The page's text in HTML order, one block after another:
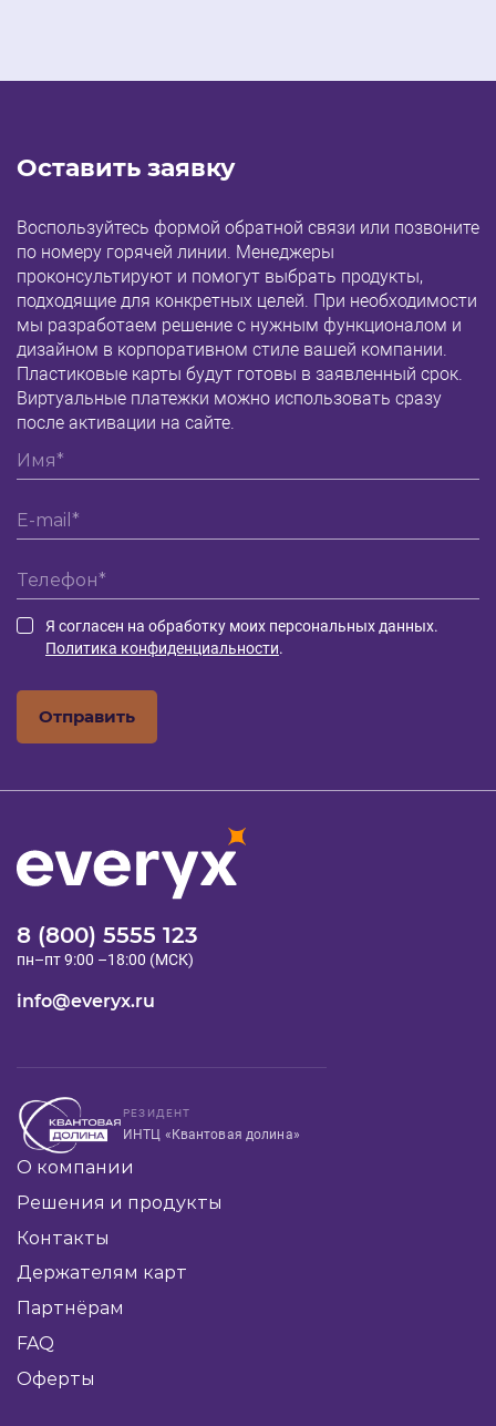
Оставить заявку
Воспользуйтесь формой обратной связи или позвоните
по номеру горячей линии. Менеджеры
проконсультируют и помогут выбрать продукты,
подходящие для конкретных целей. При необходимости
мы разработаем решение с нужным функционалом и
дизайном в корпоративном стиле вашей компании.
Пластиковые карты будут готовы в заявленный срок.
Виртуальные платежки можно использовать сразу
после активации на сайте.
Я согласен на обработку моих персональных данных.
Политика конфиденциальности.
Отправить
8 (800) 5555 123
пн–пт 9:00 –18:00 (МСК)
info@everyx.ru
РЕЗИДЕНТ
ИНТЦ «Квантовая долина»
О компании
Решения и продукты
Контакты
Держателям карт
Партнёрам
FAQ
Оферты